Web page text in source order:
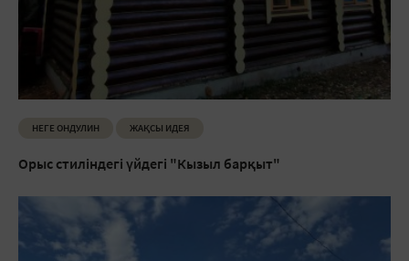
НЕГЕ ОНДУЛИН ЖАҚСЫ ИДЕЯ
Орыс стиліндегі үйдегі "Кызыл барқыт"